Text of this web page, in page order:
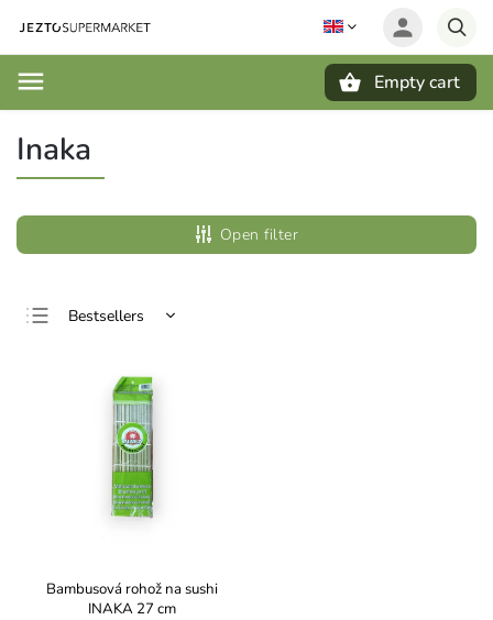
Empty cart
Inaka
Open filter
Bestsellers
Most expensive
Alphabetically
Bambusová rohož na sushi
INAKA 27 cm